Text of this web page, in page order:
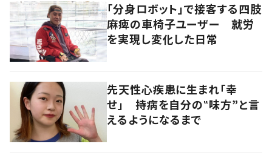
「分身ロボット」で接客する四肢
麻痺の車椅子ユーザー 就労
を実現し変化した日常
先天性心疾患に生まれ「幸
せ」 持病を自分の‟味方”と言
えるようになるまで